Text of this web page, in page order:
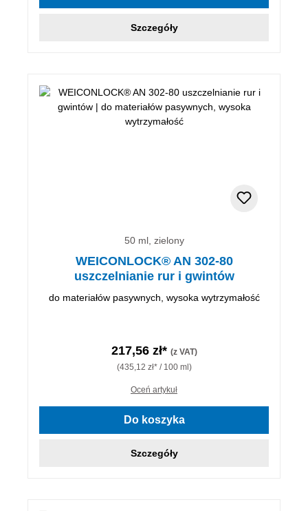
Szczegóły
50 ml, zielony
WEICONLOCK® AN 302-80
uszczelnianie rur i gwintów
do materiałów pasywnych, wysoka wytrzymałość
217,56 zł* (z VAT)
(435,12 zł* / 100 ml)
Oceń artykuł
Do koszyka
Szczegóły